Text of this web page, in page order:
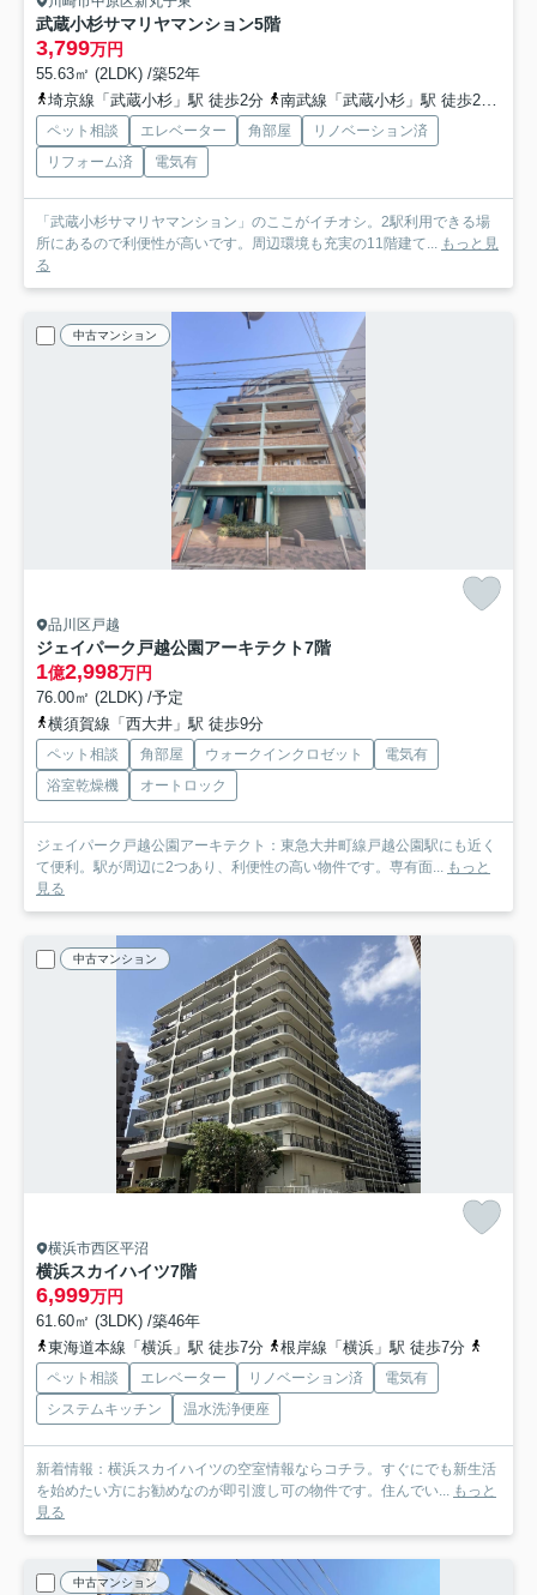
武蔵小杉サマリヤマンション5階
3,799万円
55.63㎡ (2LDK) /築52年
埼京線「武蔵小杉」駅 徒歩2分
南武線「武蔵小杉」駅 徒歩2分
ペット相談 エレベーター 角部屋
リノベーション済
リフォーム済
電気有
「武蔵小杉サマリヤマンション」のここがイチオシ。2駅利用できる場
所にあるので利便性が高いです。周辺環境も充実の11階建て... もっと見
る
中古マンション
品川区戸越
ジェイパーク戸越公園アーキテクト7階
1億2,998万円
76.00㎡ (2LDK) /予定
横須賀線「西大井」駅 徒歩9分
ペット相談 角部屋 ウォークインクロゼット
電気有
浴室乾燥機
オートロック
ジェイパーク戸越公園アーキテクト：東急大井町線戸越公園駅にも近く
て便利。駅が周辺に2つあり、利便性の高い物件です。専有面... もっと
見る
中古マンション
横浜市西区平沼
横浜スカイハイツ7階
6,999万円
61.60㎡ (3LDK) /築46年
東海道本線「横浜」駅 徒歩7分
根岸線「横浜」駅 徒歩7分
ペット相談 エレベーター リノベーション済
電気有
システムキッチン
温水洗浄便座
新着情報：横浜スカイハイツの空室情報ならコチラ。すぐにでも新生活
を始めたい方にお勧めなのが即引渡し可の物件です。住んでい... もっと
見る
中古マンション